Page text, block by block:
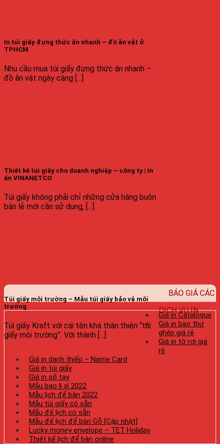
In túi giấy đựng thức ăn nhanh – đồ ăn vặt ở
TPHCM
Nhu cầu mua túi giấy đựng thức ăn nhanh –
đồ ăn vật ngày càng [...]
Thiết kế túi giấy cho doanh nghiệp – công ty | In
ấn VINANETCO
Túi giấy không phải chỉ những cửa hàng buôn
bán lẻ mới cần sử dụng, [...]
Túi giấy môi trường – Mẫu túi giấy bảo vệ môi
trường
Túi giấy Kraft với cái tên khá thân thiện “túi
giấy môi trường”. Với thành [...]
BÁO GIÁ CÁC
DỊCH VỤ IN
Giá in Catalogue
Giá in bao thư
ghép giá rẻ
Giá in tờ rơi giá
rẻ
Giá in danh thiếp – Name Card
Giá in túi giấy
Giá in sổ tay
Mẫu bao lì xì 2022
Mẫu lịch để bàn 2022
Mẫu túi giấy có sẵn
Mẫu đế lịch có sẵn
Mẫu đế lịch để bàn Gỗ [Cập nhật]
Lucky money envelope – TET Holiday
Thiết kế lịch để bàn online